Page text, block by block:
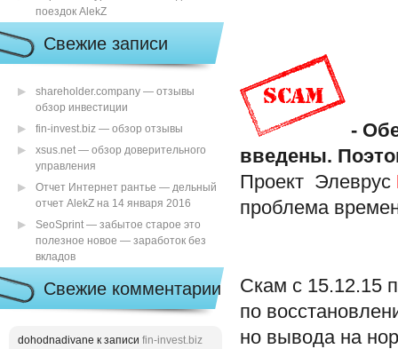
поездок AlekZ
Свежие записи
shareholder.company — отзывы
обзор инвестиции
fin-invest.biz — обзор отзывы
xsus.net — обзор доверительного
управления
Отчет Интернет рантье — дельный
отчет AlekZ на 14 января 2016
SeoSprint — забытое старое это
полезное новое — заработок без
вкладов
Свежие комментарии
dohodnadivane к записи fin-invest.biz
-
введены.
Проект Элеврус
проблема
Скам с 15.12.15
по
но вывода на